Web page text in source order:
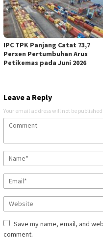
IPC TPK Panjang Catat 73,7
Persen Pertumbuhan Arus
Petikemas pada Juni 2026
Leave a Reply
Your email address will not be published.
Save my name, email, and
comment.